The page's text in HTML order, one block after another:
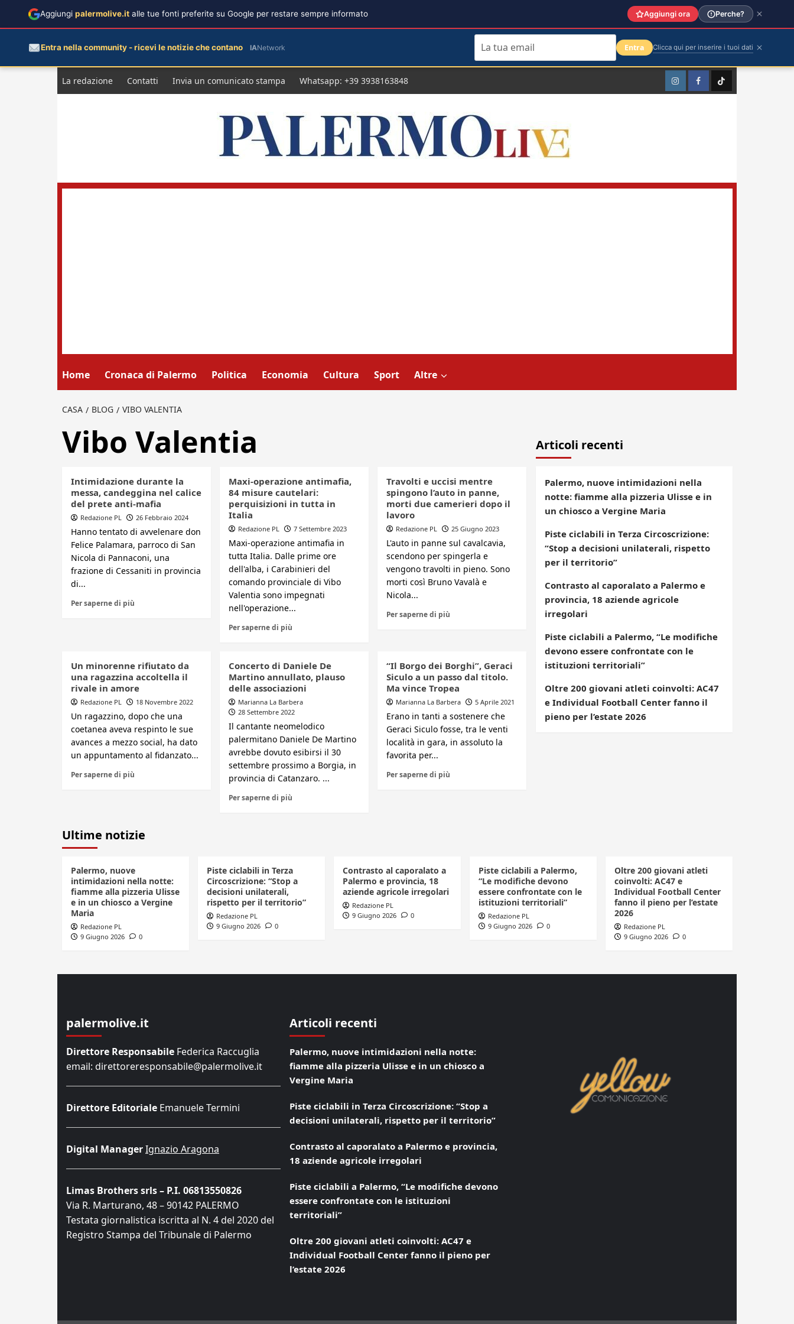
La redazione Contatti Invia un comunicato stampa Whatsapp: +39 3938163848 InstagramFacebookTikTok
Home Cronaca di Palermo Politica Economia Cultura Sport Altre
CASA BLOG VIBO VALENTIA
Vibo Valentia
Intimidazione durante la
messa, candeggina nel calice
del prete anti-mafia
Redazione PL 26 Febbraio 2024
Hanno tentato di avvelenare don
Felice Palamara, parroco di San
Nicola di Pannaconi, una
frazione di Cessaniti in provincia
di...
Per saperne di più
Maxi-operazione antimafia,
84 misure cautelari:
perquisizioni in tutta in
Italia
Redazione PL 7 Settembre 2023
Maxi-operazione antimafia in
tutta Italia. Dalle prime ore
dell'alba, i Carabinieri del
comando provinciale di Vibo
Valentia sono impegnati
nell'operazione...
Per saperne di più
Travolti e uccisi mentre
spingono l’auto in panne,
morti due camerieri dopo il
lavoro
Redazione PL 25 Giugno 2023
L'auto in panne sul cavalcavia,
scendono per spingerla e
vengono travolti in pieno. Sono
morti così Bruno Vavalà e
Nicola...
Per saperne di più
Un minorenne rifiutato da
una ragazzina accoltella il
rivale in amore
Redazione PL 18 Novembre 2022
Un ragazzino, dopo che una
coetanea aveva respinto le sue
avances a mezzo social, ha dato
un appuntamento al fidanzato...
Per saperne di più
Concerto di Daniele De
Martino annullato, plauso
delle associazioni
Marianna La Barbera
28 Settembre 2022
Il cantante neomelodico
palermitano Daniele De Martino
avrebbe dovuto esibirsi il 30
settembre prossimo a Borgia, in
provincia di Catanzaro. ...
Per saperne di più
“Il Borgo dei Borghi”, Geraci
Siculo a un passo dal titolo.
Ma vince Tropea
Marianna La Barbera 5 Aprile 2021
Erano in tanti a sostenere che
Geraci Siculo fosse, tra le venti
località in gara, in assoluto la
favorita per...
Per saperne di più
Articoli recenti
Palermo, nuove intimidazioni nella
notte: fiamme alla pizzeria Ulisse e in
un chiosco a Vergine Maria
Piste ciclabili in Terza Circoscrizione:
“Stop a decisioni unilaterali, rispetto
per il territorio”
Contrasto al caporalato a Palermo e
provincia, 18 aziende agricole
irregolari
Piste ciclabili a Palermo, “Le modifiche
devono essere confrontate con le
istituzioni territoriali”
Oltre 200 giovani atleti coinvolti: AC47
e Individual Football Center fanno il
pieno per l’estate 2026
Ultime notizie
Palermo, nuove
intimidazioni nella notte:
fiamme alla pizzeria Ulisse
e in un chiosco a Vergine
Maria
Redazione PL
9 Giugno 2026
0
Piste ciclabili in Terza
Circoscrizione: “Stop a
decisioni unilaterali,
rispetto per il territorio”
Redazione PL
9 Giugno 2026
0
Contrasto al caporalato a
Palermo e provincia, 18
aziende agricole irregolari
Redazione PL
9 Giugno 2026
0
Piste ciclabili a Palermo,
“Le modifiche devono
essere confrontate con le
istituzioni territoriali”
Redazione PL
9 Giugno 2026
0
Oltre 200 giovani atleti
coinvolti: AC47 e
Individual Football Center
fanno il pieno per l’estate
2026
Redazione PL
9 Giugno 2026
0
palermolive.it
Direttore Responsabile Federica Raccuglia
email: direttoreresponsabile@palermolive.it
Direttore Editoriale Emanuele Termini
Digital ManagerIgnazio Aragona
Limas Brothers srls – P.I. 06813550826
Via R. Marturano, 48 – 90142 PALERMO
Testata giornalistica iscritta al N. 4 del 2020 del
Registro Stampa del Tribunale di Palermo
Articoli recenti
Palermo, nuove intimidazioni nella notte:
fiamme alla pizzeria Ulisse e in un chiosco a
Vergine Maria
Piste ciclabili in Terza Circoscrizione: “Stop a
decisioni unilaterali, rispetto per il territorio”
Contrasto al caporalato a Palermo e provincia,
18 aziende agricole irregolari
Piste ciclabili a Palermo, “Le modifiche devono
essere confrontate con le istituzioni
territoriali”
Oltre 200 giovani atleti coinvolti: AC47 e
Individual Football Center fanno il pieno per
l’estate 2026
Aggiungi palermolive.it alle tue fonti preferite su Google per restare sempre informato Aggiungi ora Perche?
Entra nella community - ricevi le notizie che contano IANetwork Entra Clicca qui per inserire i tuoi dati